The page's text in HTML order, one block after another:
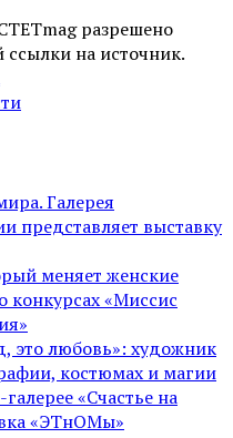
разрешено
на источник.
Галерея
представляет выставку
меняет женские
конкурсах «Миссис
это любовь»: художник
костюмах и магии
«Счастье на
«ЭТнОМы»